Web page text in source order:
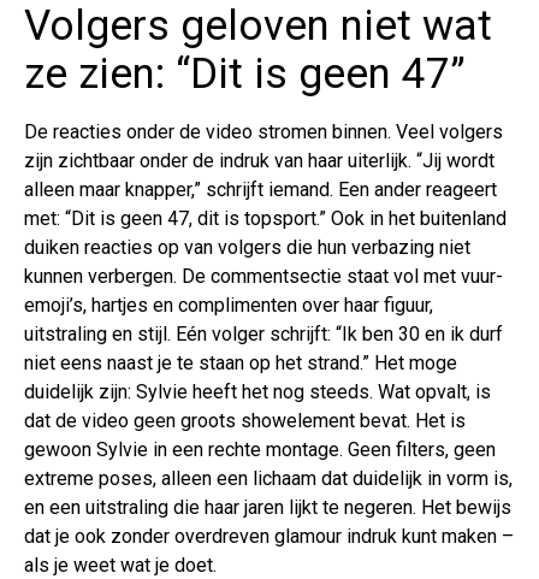
Volgers geloven niet wat
ze zien: “Dit is geen 47”
De reacties onder de video stromen binnen. Veel volgers
zijn zichtbaar onder de indruk van haar uiterlijk. “Jij wordt
alleen maar knapper,” schrijft iemand. Een ander reageert
met: “Dit is geen 47, dit is topsport.” Ook in het buitenland
duiken reacties op van volgers die hun verbazing niet
kunnen verbergen. De commentsectie staat vol met vuur-
emoji’s, hartjes en complimenten over haar figuur,
uitstraling en stijl. Eén volger schrijft: “Ik ben 30 en ik durf
niet eens naast je te staan op het strand.” Het moge
duidelijk zijn: Sylvie heeft het nog steeds. Wat opvalt, is
dat de video geen groots showelement bevat. Het is
gewoon Sylvie in een rechte montage. Geen filters, geen
extreme poses, alleen een lichaam dat duidelijk in vorm is,
en een uitstraling die haar jaren lijkt te negeren. Het bewijs
dat je ook zonder overdreven glamour indruk kunt maken –
als je weet wat je doet.